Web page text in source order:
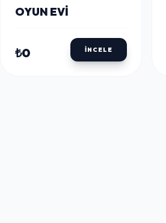
OYUN EVI
₺0 İNCELE